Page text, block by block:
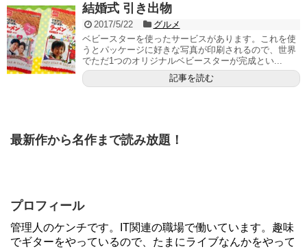
結婚式 引き出物
2017/5/22
グルメ
ベビースターを使ったサービスがあります。これを使
うとパッケージに好きな写真が印刷されるので、世界
でただ1つのオリジナルベビースターが完成とい...
記事を読む
最新作から名作まで読み放題！
プロフィール
管理人のケンチです。IT関連の職場で働いています。趣味
でギターをやっているので、たまにライブなんかをやって